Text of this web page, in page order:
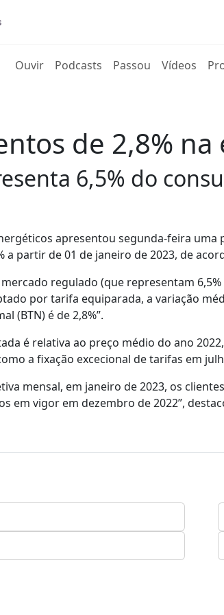
Ouvir(current)
Podcasts Passou Vídeos
de 2,8%
6,5% do
apresentou segunda-feira
partir de 01 de janeiro de 2023, de
regulado (que representam
por tarifa equiparada, a variação
(BTN) é de 2,8%”.
é relativa ao preço médio do ano
a fixação excecional de tarifas em
mensal, em janeiro de 2023, os
em vigor em dezembro de 2022”,